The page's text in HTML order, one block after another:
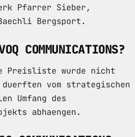
Pfarrer Sieber,
Bergsport.
COMMUNICATIONS?
Preisliste wurde nicht
vom strategischen
Umfang des
abhaengen.